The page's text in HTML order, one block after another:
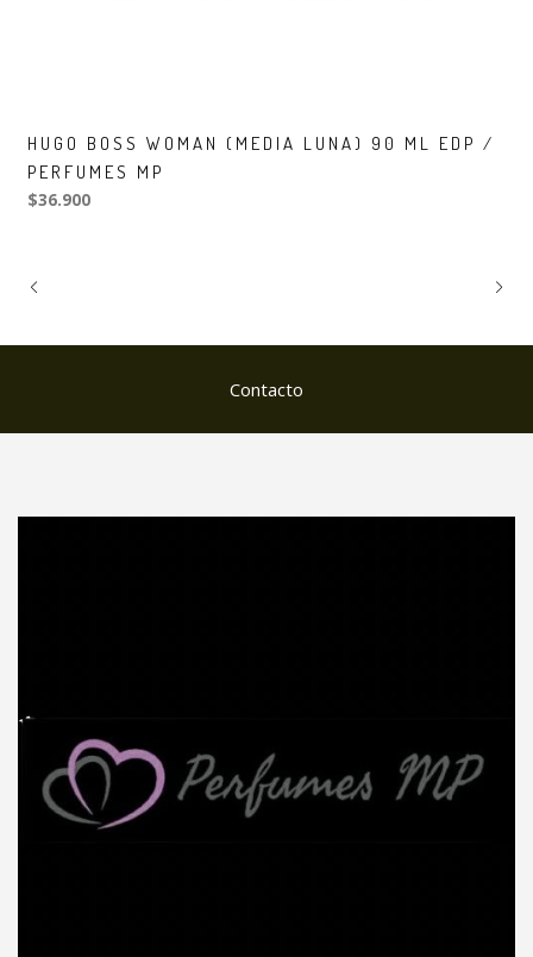
HUGO BOSS WOMAN (MEDIA LUNA) 90 ML EDP /
PERFUMES MP
$36.900
Contacto